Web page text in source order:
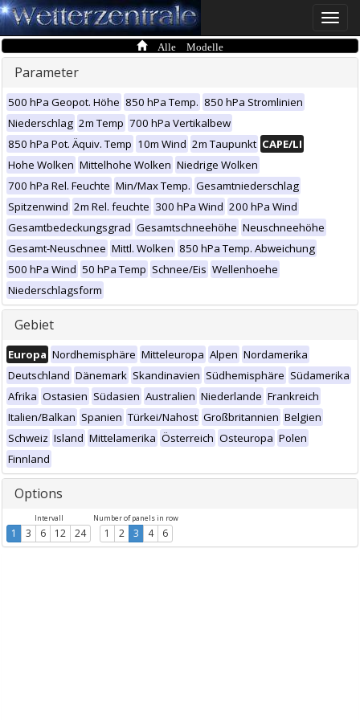
Toggle
Alle Modelle
Parameter
500 hPa Geopot. Höhe 850 hPa Temp. 850 hPa Stromlinien
Niederschlag 2m Temp 700 hPa Vertikalbew
850 hPa Pot. Äquiv. Temp 10m Wind 2m Taupunkt CAPE/LI
Hohe Wolken Mittelhohe Wolken Niedrige Wolken
700 hPa Rel. Feuchte Min/Max Temp. Gesamtniederschlag
Spitzenwind 2m Rel. feuchte 300 hPa Wind 200 hPa Wind
Gesamtbedeckungsgrad Gesamtschneehöhe Neuschneehöhe
Gesamt-Neuschnee Mittl. Wolken 850 hPa Temp. Abweichung
500 hPa Wind 50 hPa Temp Schnee/Eis Wellenhoehe
Niederschlagsform
Gebiet
Europa Nordhemisphäre Mitteleuropa Alpen Nordamerika
Deutschland Dänemark Skandinavien Südhemisphäre Südamerika
Afrika Ostasien Südasien Australien Niederlande Frankreich
Italien/Balkan Spanien Türkei/Nahost Großbritannien Belgien
Schweiz Island Mittelamerika Österreich Osteuropa Polen
Finnland
Options
Intervall
1 3 6 12 24
Number of panels in row
1 2 3 4 6